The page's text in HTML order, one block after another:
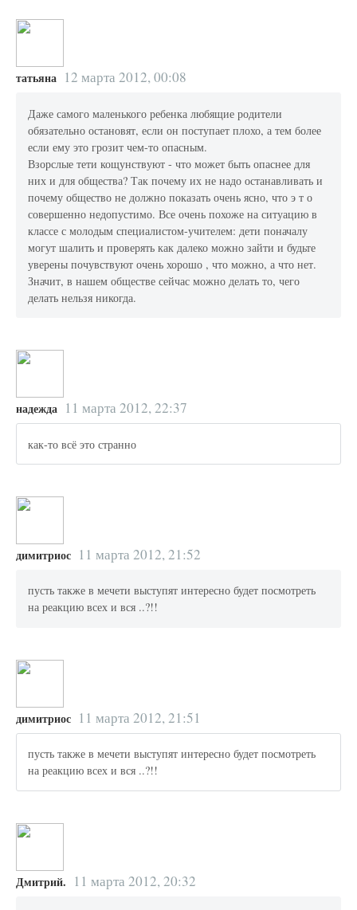
татьяна 12 марта 2012, 00:08
Даже самого маленького ребенка любящие родители
обязательно остановят, если он поступает плохо, а тем более
если ему это грозит чем-то опасным.
Взорслые тети кощунствуют - что может быть опаснее для
них и для общества? Так почему их не надо останавливать и
почему общество не должно показать очень ясно, что э т о
совершенно недопустимо. Все очень похоже на ситуацию в
классе с молодым специалистом-учителем: дети поначалу
могут шалить и проверять как далеко можно зайти и будьте
уверены почувствуют очень хорошо , что можно, а что нет.
Значит, в нашем обществе сейчас можно делать то, чего
делать нельзя никогда.
надежда 11 марта 2012, 22:37
как-то всё это странно
димитриос 11 марта 2012, 21:52
пусть также в мечети выступят интересно будет посмотреть
на реакцию всех и вся ..?!!
димитриос 11 марта 2012, 21:51
пусть также в мечети выступят интересно будет посмотреть
на реакцию всех и вся ..?!!
Дмитрий. 11 марта 2012, 20:32